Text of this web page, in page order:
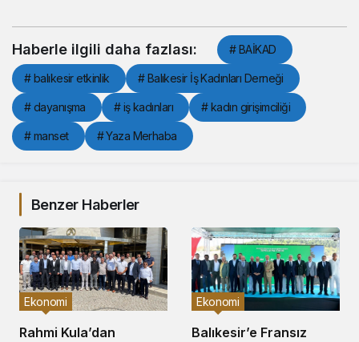
Haberle ilgili daha fazlası: # BAİKAD
# balıkesir etkinlik # Balıkesir İş Kadınları Derneği
# dayanışma # iş kadınları # kadın girişimciliği
# manset # Yaza Merhaba
Benzer Haberler
Rahmi Kula’dan
Ekonomi
Balıkesir’e Fransız
Ekonomi